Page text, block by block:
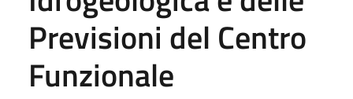
Previsioni del Centro
Funzionale